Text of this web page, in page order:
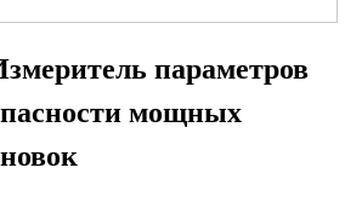
параметров
мощных